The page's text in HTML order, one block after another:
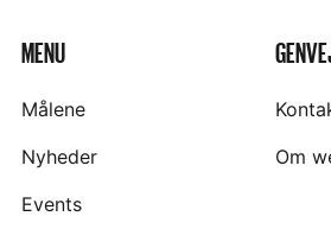
MENU
Målene
Nyheder
Events
Om